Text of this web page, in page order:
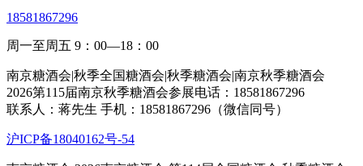
18581867296
周一至周五 9：00—18：00
南京糖酒会|秋季全国糖酒会|秋季糖酒会|南京秋季糖酒会
2026第115届南京秋季糖酒会参展电话：18581867296
联系人：蒋先生 手机：18581867296（微信同号）
沪ICP备18040162号-54